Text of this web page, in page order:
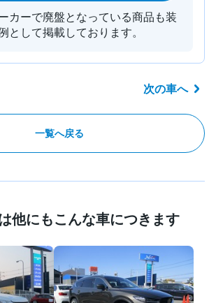
カーで廃盤となっている商品も装
として掲載しております。
一覧へ戻る
次の車へ
他にもこんな車につきます